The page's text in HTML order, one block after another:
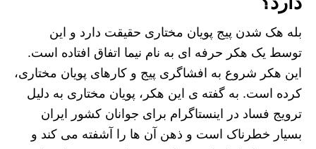
بله هک شدن پیج پویان مختاری حقیقت دارد و این
توسط یک هکر حرفه ای به نام نیما اتفاق افتاده است.
این هکر شروع به افشاگری پیج و کارهای پویان مختاری،
کرده است. به گفته ی این هکر، پویان مختاری به دلیل
ترویج فساد در اینستاگرام برای جوانان کشور ایران
بسیار خطرناک است و ذهن آن ها را آشفته می کند و